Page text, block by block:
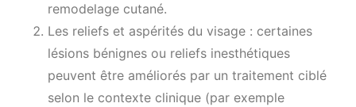
remodelage cutané.
Les reliefs et aspérités du visage : certaines
lésions bénignes ou reliefs inesthétiques
peuvent être améliorés par un traitement ciblé
selon le contexte clinique (par exemple